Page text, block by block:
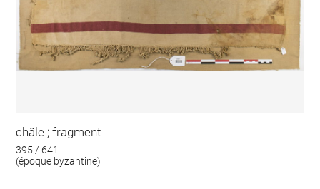
châle ; fragment
395 / 641
(époque byzantine)